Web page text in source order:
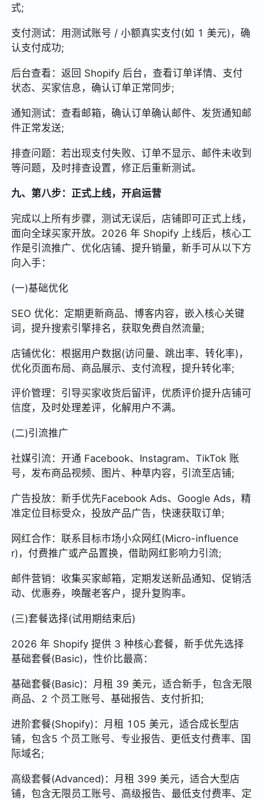
式;
支付测试：用测试账号 / 小额真实支付(如 1 美元)，确
认支付成功;
后台查看：返回 Shopify 后台，查看订单详情、支付
状态、买家信息，确认订单正常同步;
通知测试：查看邮箱，确认订单确认邮件、发货通知邮
件正常发送;
排查问题：若出现支付失败、订单不显示、邮件未收到
等问题，及时排查设置，修正后重新测试。
九、第八步：正式上线，开启运营
完成以上所有步骤，测试无误后，店铺即可正式上线，
面向全球买家开放。2026 年 Shopify 上线后，核心工
作是引流推广、优化店铺、提升销量，新手可从以下方
向入手：
(一)基础优化
SEO 优化：定期更新商品、博客内容，嵌入核心关键
词，提升搜索引擎排名，获取免费自然流量;
店铺优化：根据用户数据(访问量、跳出率、转化率)，
优化页面布局、商品展示、支付流程，提升转化率;
评价管理：引导买家收货后留评，优质评价提升店铺可
信度，及时处理差评，化解用户不满。
(二)引流推广
社媒引流：开通 Facebook、Instagram、TikTok 账
号，发布商品视频、图片、种草内容，引流至店铺;
广告投放：新手优先Facebook Ads、Google Ads，精
准定位目标受众，投放产品广告，快速获取订单;
网红合作：联系目标市场小众网红(Micro-influence
r)，付费推广或产品置换，借助网红影响力引流;
邮件营销：收集买家邮箱，定期发送新品通知、促销活
动、优惠券，唤醒老客户，提升复购率。
(三)套餐选择(试用期结束后)
2026 年 Shopify 提供 3 种核心套餐，新手优先选择
基础套餐(Basic)，性价比最高：
基础套餐(Basic)：月租 39 美元，适合新手，包含无限
商品、2 个员工账号、基础报告、支付折扣;
进阶套餐(Shopify)：月租 105 美元，适合成长型店
铺，包含5 个员工账号、专业报告、更低支付费率、国
际域名;
高级套餐(Advanced)：月租 399 美元，适合大型店
铺，包含无限员工账号、高级报告、最低支付费率、定